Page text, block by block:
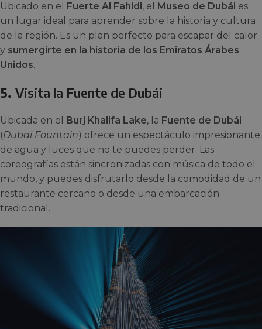
Ubicado en el Fuerte Al Fahidi, el Museo de Dubái es
un lugar ideal para aprender sobre la historia y cultura
de la región. Es un plan perfecto para escapar del calor
y sumergirte en la historia de los Emiratos Árabes
Unidos.
5. Visita la Fuente de Dubái
Ubicada en el Burj Khalifa Lake, la Fuente de Dubái
(Dubai Fountain) ofrece un espectáculo impresionante
de agua y luces que no te puedes perder. Las
coreografías están sincronizadas con música de todo el
mundo, y puedes disfrutarlo desde la comodidad de un
restaurante cercano o desde una embarcación
tradicional.